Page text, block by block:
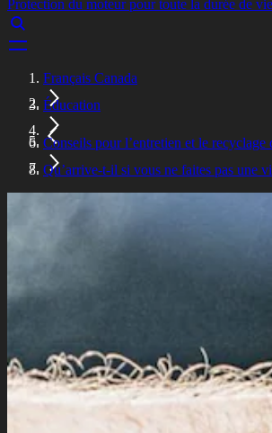
Protection du moteur pour toute la durée de
Français Canada
Éducation
Conseils pour l’entretien et le recyclage
Qu’arrive-t-il si vous ne faites pas une